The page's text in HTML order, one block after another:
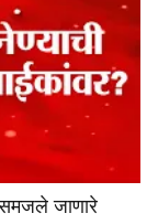
समजले जाणारे